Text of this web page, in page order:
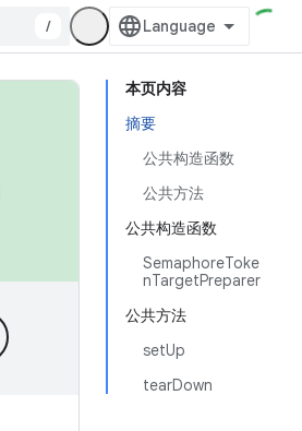
/
本页内容
摘要
公共构造函数
公共方法
公共构造函数
SemaphoreToke
nTargetPreparer
公共方法
setUp
tearDown